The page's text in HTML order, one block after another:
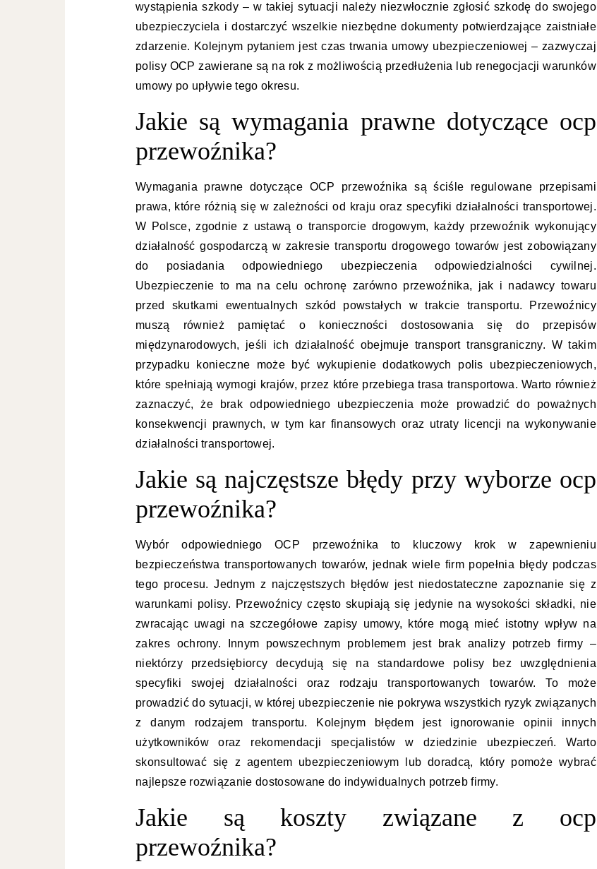
wystąpienia szkody – w takiej sytuacji należy niezwłocznie zgłosić szkodę do swojego
ubezpieczyciela i dostarczyć wszelkie niezbędne dokumenty potwierdzające zaistniałe
zdarzenie. Kolejnym pytaniem jest czas trwania umowy ubezpieczeniowej – zazwyczaj
polisy OCP zawierane są na rok z możliwością przedłużenia lub renegocjacji warunków
umowy po upływie tego okresu.
Jakie są wymagania prawne dotyczące ocp
przewoźnika?
Wymagania prawne dotyczące OCP przewoźnika są ściśle regulowane przepisami
prawa, które różnią się w zależności od kraju oraz specyfiki działalności transportowej.
W Polsce, zgodnie z ustawą o transporcie drogowym, każdy przewoźnik wykonujący
działalność gospodarczą w zakresie transportu drogowego towarów jest zobowiązany
do posiadania odpowiedniego ubezpieczenia odpowiedzialności cywilnej.
Ubezpieczenie to ma na celu ochronę zarówno przewoźnika, jak i nadawcy towaru
przed skutkami ewentualnych szkód powstałych w trakcie transportu. Przewoźnicy
muszą również pamiętać o konieczności dostosowania się do przepisów
międzynarodowych, jeśli ich działalność obejmuje transport transgraniczny. W takim
przypadku konieczne może być wykupienie dodatkowych polis ubezpieczeniowych,
które spełniają wymogi krajów, przez które przebiega trasa transportowa. Warto również
zaznaczyć, że brak odpowiedniego ubezpieczenia może prowadzić do poważnych
konsekwencji prawnych, w tym kar finansowych oraz utraty licencji na wykonywanie
działalności transportowej.
Jakie są najczęstsze błędy przy wyborze ocp
przewoźnika?
Wybór odpowiedniego OCP przewoźnika to kluczowy krok w zapewnieniu
bezpieczeństwa transportowanych towarów, jednak wiele firm popełnia błędy podczas
tego procesu. Jednym z najczęstszych błędów jest niedostateczne zapoznanie się z
warunkami polisy. Przewoźnicy często skupiają się jedynie na wysokości składki, nie
zwracając uwagi na szczegółowe zapisy umowy, które mogą mieć istotny wpływ na
zakres ochrony. Innym powszechnym problemem jest brak analizy potrzeb firmy –
niektórzy przedsiębiorcy decydują się na standardowe polisy bez uwzględnienia
specyfiki swojej działalności oraz rodzaju transportowanych towarów. To może
prowadzić do sytuacji, w której ubezpieczenie nie pokrywa wszystkich ryzyk związanych
z danym rodzajem transportu. Kolejnym błędem jest ignorowanie opinii innych
użytkowników oraz rekomendacji specjalistów w dziedzinie ubezpieczeń. Warto
skonsultować się z agentem ubezpieczeniowym lub doradcą, który pomoże wybrać
najlepsze rozwiązanie dostosowane do indywidualnych potrzeb firmy.
Jakie są koszty związane z ocp
przewoźnika?